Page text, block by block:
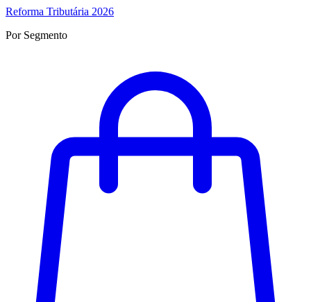
Reforma Tributária 2026
Por Segmento